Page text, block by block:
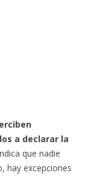
a declarar la
que nadie
hay excepciones